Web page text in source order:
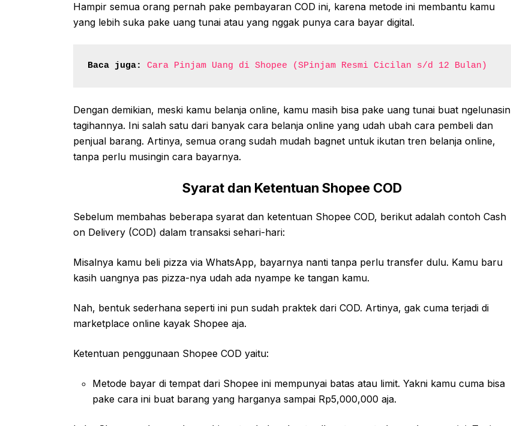
Hampir semua orang pernah pake pembayaran COD ini, karena metode ini membantu kamu
yang lebih suka pake uang tunai atau yang nggak punya cara bayar digital.
Baca juga: Cara Pinjam Uang di Shopee (SPinjam Resmi Cicilan s/d 12 Bulan)
Dengan demikian, meski kamu belanja online, kamu masih bisa pake uang tunai buat ngelunasin
tagihannya. Ini salah satu dari banyak cara belanja online yang udah ubah cara pembeli dan
penjual barang. Artinya, semua orang sudah mudah bagnet untuk ikutan tren belanja online,
tanpa perlu musingin cara bayarnya.
Syarat dan Ketentuan Shopee COD
Sebelum membahas beberapa syarat dan ketentuan Shopee COD, berikut adalah contoh Cash
on Delivery (COD) dalam transaksi sehari-hari:
Misalnya kamu beli pizza via WhatsApp, bayarnya nanti tanpa perlu transfer dulu. Kamu baru
kasih uangnya pas pizza-nya udah ada nyampe ke tangan kamu.
Nah, bentuk sederhana seperti ini pun sudah praktek dari COD. Artinya, gak cuma terjadi di
marketplace online kayak Shopee aja.
Ketentuan penggunaan Shopee COD yaitu:
Metode bayar di tempat dari Shopee ini mempunyai batas atau limit. Yakni kamu cuma bisa
pake cara ini buat barang yang harganya sampai Rp5,000,000 aja.